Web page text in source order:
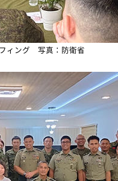
ィング 写真：防衛省